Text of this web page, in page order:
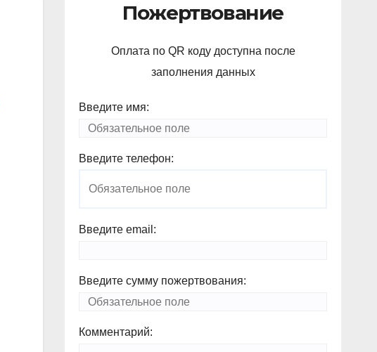
Пожертвование
Оплата по QR коду доступна после
заполнения данных
Введите имя:
Введите телефон:
Введите email:
Введите сумму пожертвования:
Комментарий: